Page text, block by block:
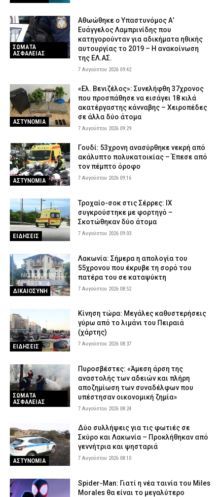
ΣΩΜΑΤΑ
ΑΣΦΑΛΕΙΑΣ
Αθωώθηκε ο Υπαστυνόμος Α’
Ευάγγελος Λαμπρινίδης που
κατηγορούνταν για αδικήματα ηθικής
αυτουργίας το 2019 – Η ανακοίνωση
της ΕΛ.ΑΣ.
7 Αυγούστου 2026 09:42
ΑΣΤΥΝΟΜΙΑ
«Ελ. Βενιζέλος»: Συνελήφθη 37χρονος
που προσπάθησε να εισάγει 18 κιλά
ακατέργαστης κάνναβης – Χειροπέδες
σε άλλα δύο άτομα
7 Αυγούστου 2026 09:29
ΑΣΤΥΝΟΜΙΑ
Γουδί: 53χρονη ανασύρθηκε νεκρή από
ακάλυπτο πολυκατοικίας – Έπεσε από
τον πέμπτο όροφο
7 Αυγούστου 2026 09:16
ΕΙΔΗΣΕΙΣ
Τροχαίο-σοκ στις Σέρρες: ΙΧ
συγκρούστηκε με φορτηγό –
Σκοτώθηκαν δύο άτομα
7 Αυγούστου 2026 09:03
ΔΙΚΑΙΟΣΥΝΗ
Λακωνία: Σήμερα η απολογία του
55χρονου που έκρυβε τη σορό του
πατέρα του σε καταψύκτη
7 Αυγούστου 2026 08:52
ΕΙΔΗΣΕΙΣ
Κίνηση τώρα: Μεγάλες καθυστερήσεις
γύρω από το λιμάνι του Πειραιά
(χάρτης)
7 Αυγούστου 2026 08:37
ΣΩΜΑΤΑ
ΑΣΦΑΛΕΙΑΣ
Πυροσβέστες: «Άμεση άρση της
αναστολής των αδειών και πλήρη
αποζημίωση των συναδέλφων που
υπέστησαν οικονομική ζημία»
7 Αυγούστου 2026 08:24
ΑΣΤΥΝΟΜΙΑ
Δύο συλλήψεις για τις φωτιές σε
Σκύρο και Λακωνία – Προκλήθηκαν από
γεννήτρια και ψησταριά
7 Αυγούστου 2026 08:10
Spider-Man: Γιατί η νέα ταινία του Miles
Morales θα είναι το μεγαλύτερο